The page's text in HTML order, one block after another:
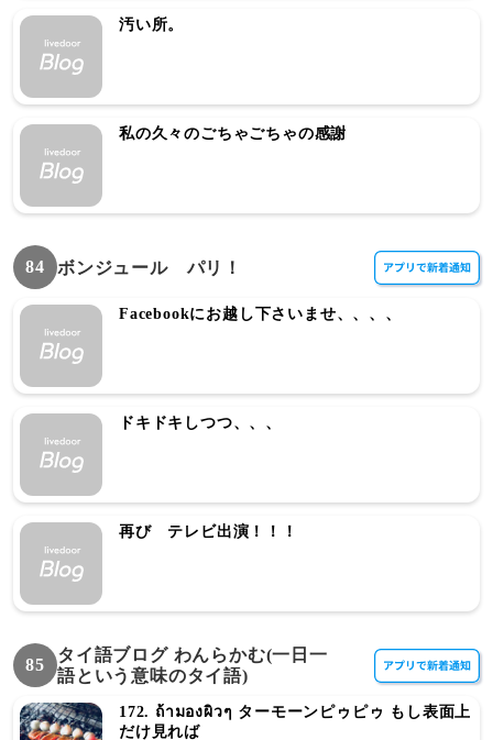
汚い所。
私の久々のごちゃごちゃの感謝
84 ボンジュール パリ！
Facebookにお越し下さいませ、、、、
ドキドキしつつ、、、
再び テレビ出演！！！
85
タイ語ブログ わんらかむ(一日一
語という意味のタイ語)
172. ถ้ามองผิวๆ ターモーンピゥピゥ もし表面上
だけ見れば